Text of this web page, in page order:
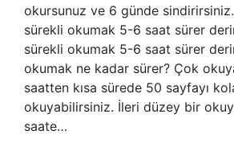
okursunuz ve 6 günde
sürekli okumak 5-6 saat sürer
sürekli okumak 5-6 saat sürer
okumak ne kadar sürer? Çok
saatten kısa sürede 50 sayfayı
okuyabilirsiniz. İleri düzey bir
saate…